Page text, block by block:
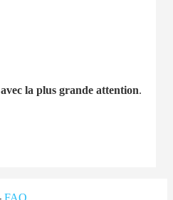
la plus grande attention.
FAQ